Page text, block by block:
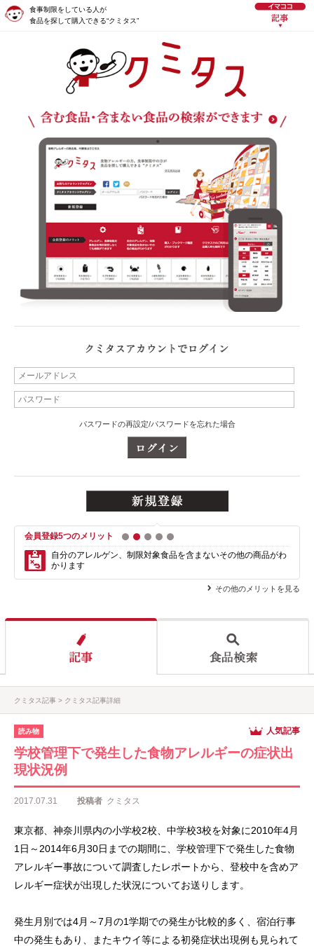
食事制限をしている人が
食品を探して購入できる“クミタス”
パスワードの再設定/パスワードを忘れた場合
会員登録5つのメリット 1 2 3 4
自分のアレルゲン、制限対象食品を含まないその他の商品がわ
かります
その他のメリットを見る
クミタス記事 クミタス記事詳細
読み物 人気記事
学校管理下で発生した食物アレルギーの症状出
現状況例
2017.07.31 投稿者 クミタス
東京都、神奈川県内の小学校2校、中学校3校を対象に2010年4月
1日～2014年6月30日までの期間に、学校管理下で発生した食物
アレルギー事故について調査したレポートから、登校中を含めア
レルギー症状が出現した状況についてお送りします。
発生月別では4月～7月の1学期での発生が比較的多く、宿泊行事
中の発生もあり、またキウイ等による初発症状出現例も見られて